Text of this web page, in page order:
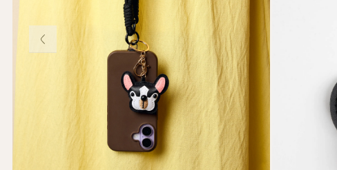
Knitwear
Limited
Natuurlijke materialen
Norah's deals